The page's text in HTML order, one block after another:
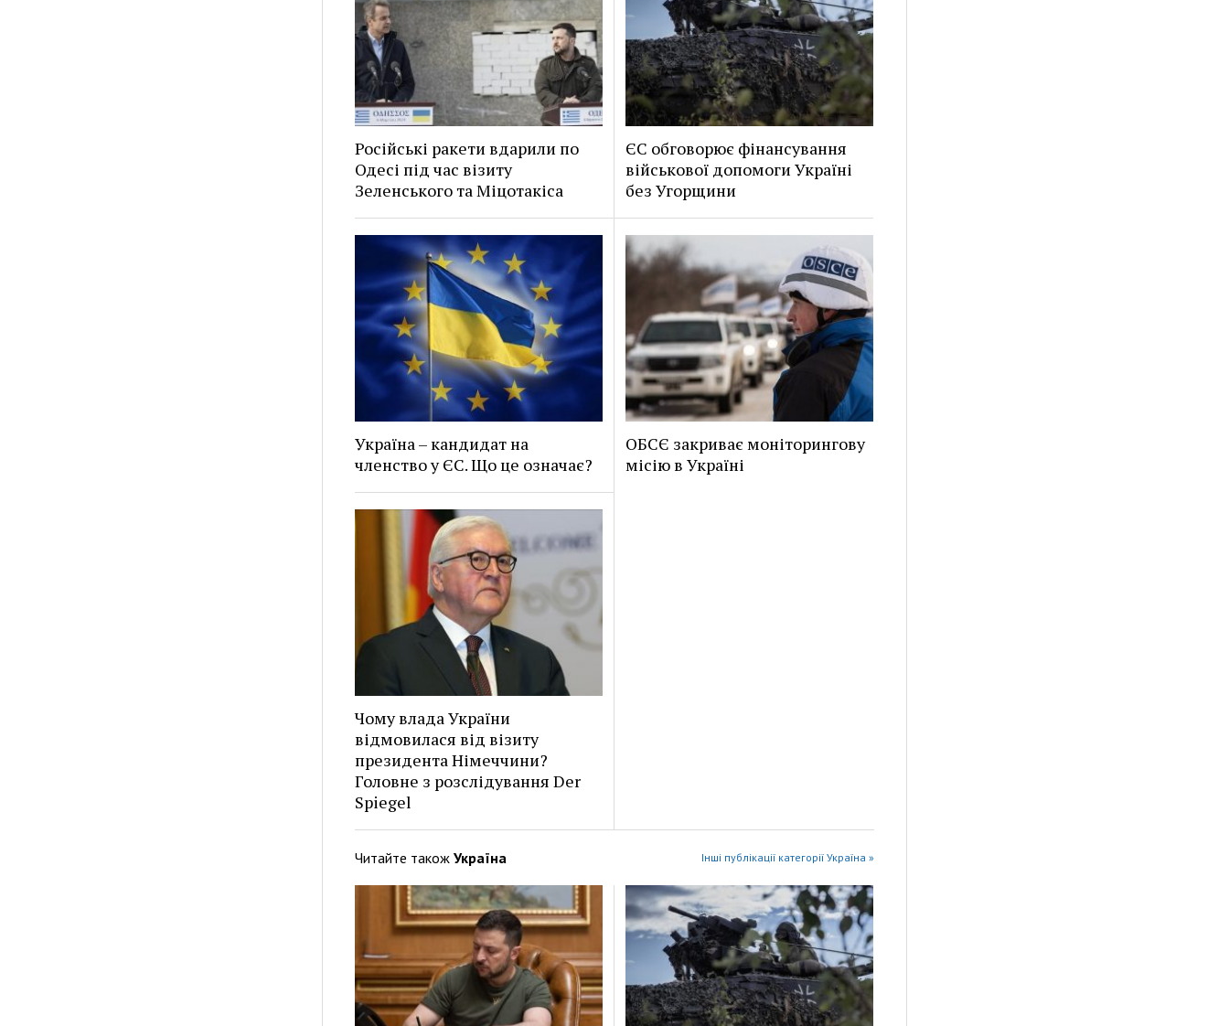
Російські ракети вдарили по
Одесі під час візиту
Зеленського та Міцотакіса
ЄС обговорює фінансування
військової допомоги Україні
без Угорщини
Україна – кандидат на
членство у ЄС. Що це означає?
ОБСЄ закриває моніторингову
місію в Україні
Чому влада України
відмовилася від візиту
президента Німеччини?
Головне з розслідування Der
Spiegel
Читайте також Україна Інші публікації категорії Україна »